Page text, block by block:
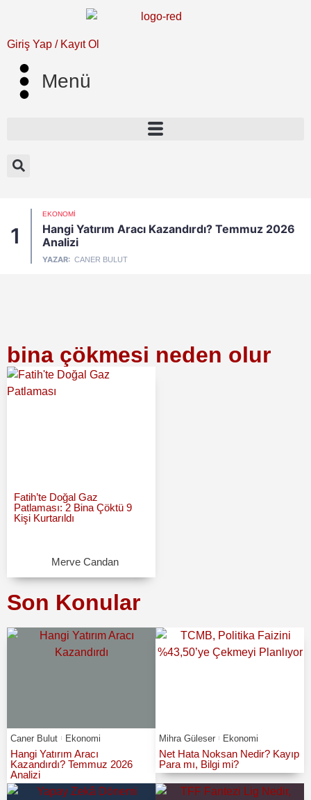
Giriş Yap / Kayıt Ol
Menü
1
EKONOMI
Hangi Yatırım Aracı Kazandırdı? Temmuz 2026
Analizi
YAZAR: CANER BULUT
bina çökmesi neden olur
Fatih’te Doğal Gaz
Patlaması: 2 Bina Çöktü 9
Kişi Kurtarıldı
Merve Candan
Son Konular
Caner Bulut Ekonomi
Hangi Yatırım Aracı
Kazandırdı? Temmuz 2026
Analizi
Mihra Güleser Ekonomi
Net Hata Noksan Nedir? Kayıp
Para mı, Bilgi mi?